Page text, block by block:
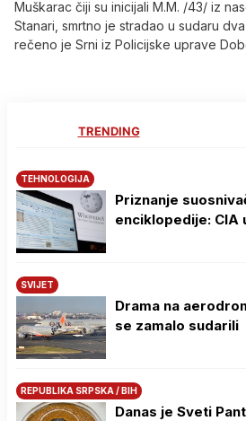
Muškarac čiji su inicijali M.M. /43/ iz
Stanari, smrtno je stradao u sudaru
rečeno je Srni iz Policijske uprave
TRENDING
TEHNOLOGIJA
Priznanje
enciklopedije: CIA
SVIJET
Drama na
se zamalo sudarili
REPUBLIKA SRPSKA / BIH
Danas je Sveti